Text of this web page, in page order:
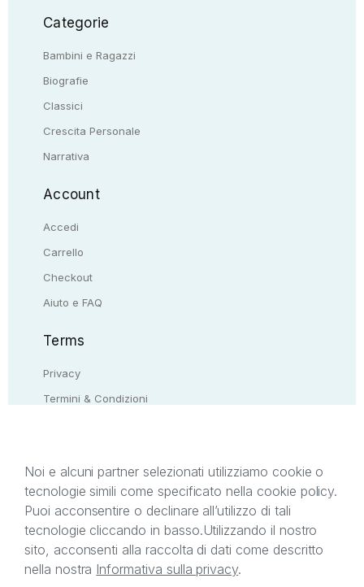
Categorie
Bambini e Ragazzi
Biografie
Classici
Crescita Personale
Narrativa
Account
Accedi
Carrello
Checkout
Aiuto e FAQ
Terms
Privacy
Termini & Condizioni
Il presente sito web è di proprietà di StreetLib S.r.l.
C.F. e P.IVA 05338720963. StreetLib S.r.l. è
titolare di tutti i diritti di proprietà intellettuale
afferenti ai marchi, loghi e segni distintivi presenti
sul sito web. Si invita l’utente a prendere visione
Noi e alcuni partner selezionati utilizziamo cookie o
tecnologie simili come specificato nella cookie policy.
Puoi acconsentire o declinare all’utilizzo di tali
tecnologie cliccando in basso.Utilizzando il nostro
sito, acconsenti alla raccolta di dati come descritto
nella nostra Informativa sulla privacy.